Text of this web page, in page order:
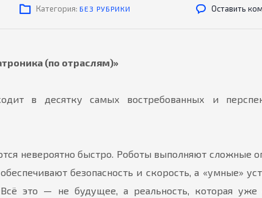
Категория: БЕЗ РУБРИКИ Оставить
(по отраслям)»
в десятку самых востребованных и
невероятно быстро. Роботы выполняют сложные
безопасность и скорость, а «умные»
это — не будущее, а реальность, которая уже